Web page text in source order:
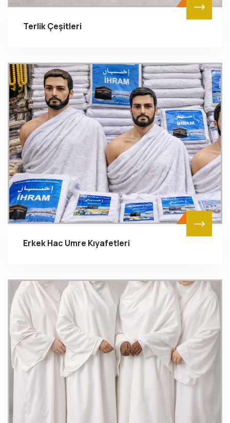
Terlik Çeşitleri
Erkek Hac Umre Kıyafetleri